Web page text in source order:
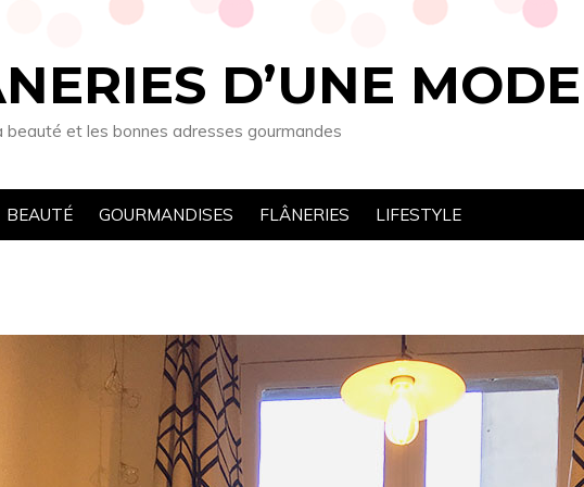
D’UNE
beauté et les bonnes adresses gourmandes
BEAUTÉ GOURMANDISES FLÂNERIES LIFESTYLE